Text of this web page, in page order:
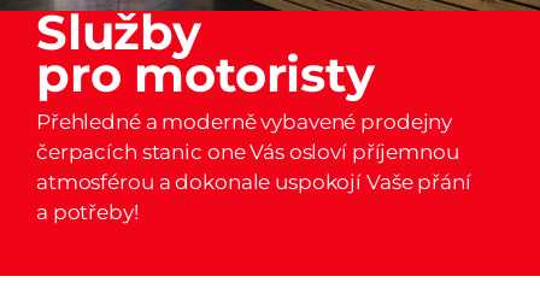
Služby
pro motoristy
Přehledné a moderně vybavené prodejny
čerpacích stanic one Vás osloví příjemnou
atmosférou a dokonale uspokojí Vaše přání
a potřeby!